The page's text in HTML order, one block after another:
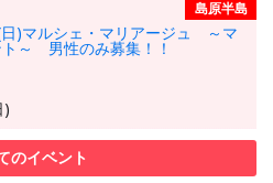
島原半島
日)マルシェ・マリアージュ ～マ
～ 男性のみ募集！！
)
のイベント